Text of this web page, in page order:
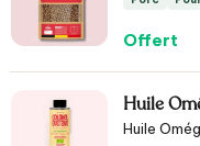
Offert
Huile
Huile